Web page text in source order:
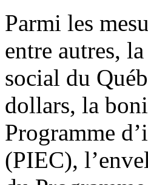
Parmi les
entre autres,
social du
dollars, la
Programme
(PIEC),